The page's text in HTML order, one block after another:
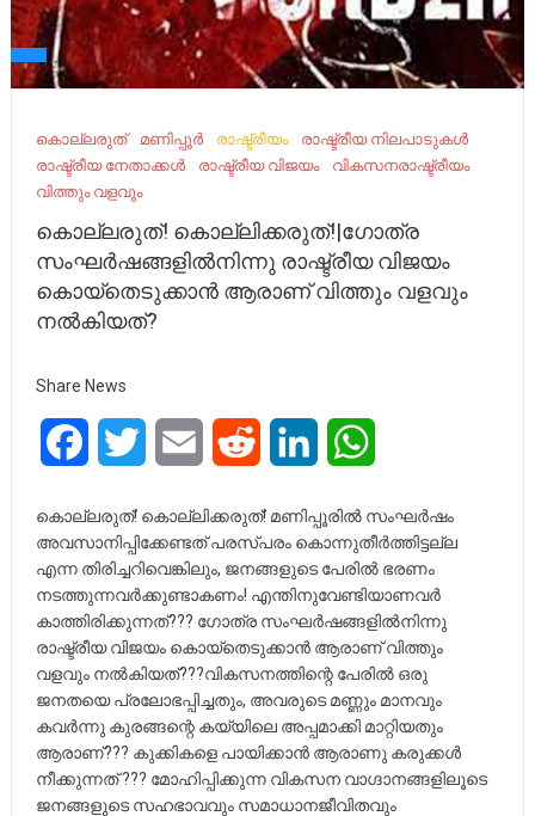
കൊല്ലരുത് മണിപ്പൂർ രാഷ്ട്രീയം
രാഷ്ട്രീയ നിലപാടുകൾ
രാഷ്ട്രീയ നേതാക്കൾ
രാഷ്ട്രീയ വിജയം
വികസനരാഷ്ട്രീയം
വിത്തും വളവും
കൊല്ലരുത്! കൊല്ലിക്കരുത്!|ഗോത്ര
സംഘർഷങ്ങളിൽനിന്നു രാഷ്ട്രീയ വിജയം
കൊയ്തെടുക്കാൻ ആരാണ് വിത്തും വളവും
നൽകിയത്?
Share News
FacebookTwitter Email Reddit LinkedIn
കൊല്ലരുത്! കൊല്ലിക്കരുത്! മണിപ്പൂരിൽ സംഘർഷം
അവസാനിപ്പിക്കേണ്ടത് പരസ്പരം കൊന്നുതീർത്തിട്ടല്ല
എന്ന തിരിച്ചറിവെങ്കിലും, ജനങ്ങളുടെ പേരിൽ ഭരണം
നടത്തുന്നവർക്കുണ്ടാകണം! എന്തിനുവേണ്ടിയാണവർ
കാത്തിരിക്കുന്നത്??? ഗോത്ര സംഘർഷങ്ങളിൽനിന്നു
രാഷ്ട്രീയ വിജയം കൊയ്തെടുക്കാൻ ആരാണ് വിത്തും
വളവും നൽകിയത്???വികസനത്തിന്റെ പേരിൽ ഒരു
ജനതയെ പ്രലോഭപ്പിച്ചതും, അവരുടെ മണ്ണും മാനവും
കവർന്നു കുരങ്ങന്റെ കയ്യിലെ അപ്പമാക്കി മാറ്റിയതും
ആരാണ്??? കുക്കികളെ പായിക്കാൻ ആരാണു കരുക്കൾ
നീക്കുന്നത് ??? മോഹിപ്പിക്കുന്ന വികസന വാഗ്ദാനങ്ങളിലൂടെ
ജനങ്ങളുടെ സഹഭാവവും സമാധാനജീവിതവും